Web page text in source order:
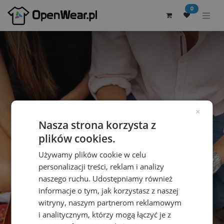
0
4 najważniejsze
korzyści związane z
kupowaniem odzieży w
hurtowni online
×
Nasza strona korzysta z
plików cookies.
Używamy plików cookie w celu
personalizacji treści, reklam i analizy
naszego ruchu. Udostępniamy również
informacje o tym, jak korzystasz z naszej
witryny, naszym partnerom reklamowym
i analitycznym, którzy mogą łączyć je z